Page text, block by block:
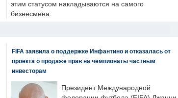
этим статусом накладываются на самого
бизнесмена.
FIFA заявила о поддержке Инфантино и отказалась от
проекта о продаже прав на чемпионаты частным
инвесторам
Президент Международной